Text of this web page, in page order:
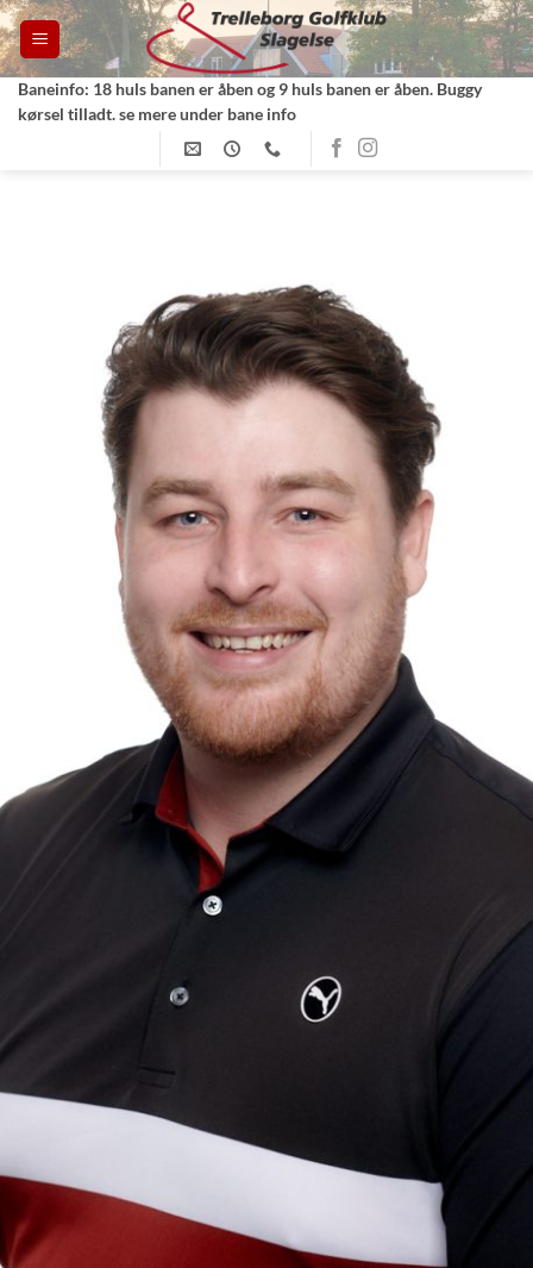
Fortsæt
til
indhold
Baneinfo: 18 huls banen er åben og 9 huls banen er åben. Buggy
kørsel tilladt. se mere under bane info